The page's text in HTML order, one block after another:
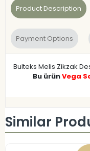
Product Description
Payment Options
Bulteks Melis Zikzak
Bu ürünVega
Similar